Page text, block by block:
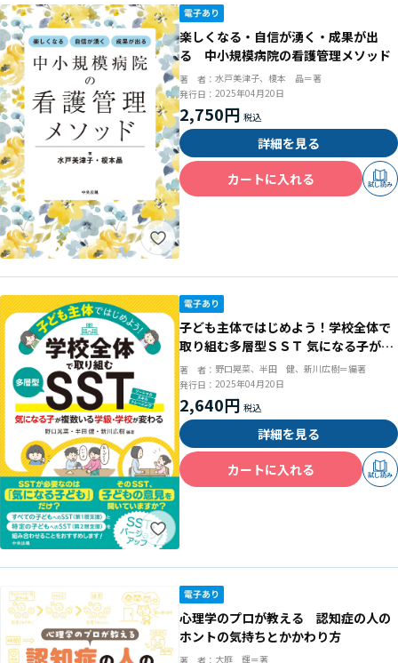
楽しくなる・自信が湧く・成果が出
る 中小規模病院の看護管理メソッド
著 者： 水戸美津子、榎本 晶＝著
発行日： 2025年04月20日
2,750円
詳細を見る
カートに入れる
試し読み
子ども主体ではじめよう！学校全体で
取り組む多層型ＳＳＴ 気になる子が複
数いる学級・学校が変わる
著 者： 野口晃菜、半田 健、新川広樹＝編著
発行日： 2025年04月20日
2,640円
詳細を見る
カートに入れる
試し読み
心理学のプロが教える 認知症の人の
ホントの気持ちとかかわり方
著 者： 大庭 輝＝著